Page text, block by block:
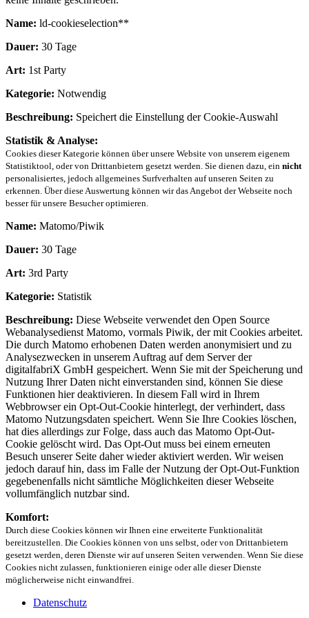
Name: ld-cookieselection**
Dauer: 30 Tage
Art: 1st Party
Kategorie: Notwendig
Beschreibung: Speichert die Einstellung der Cookie-Auswahl
Statistik & Analyse:
Cookies dieser Kategorie können über unsere Website von unserem eigenem
Statistiktool, oder von Drittanbietern gesetzt werden. Sie dienen dazu, ein nicht
personalisiertes, jedoch allgemeines Surfverhalten auf unseren Seiten zu
erkennen. Über diese Auswertung können wir das Angebot der Webseite noch
besser für unsere Besucher optimieren.
Name: Matomo/Piwik
Dauer: 30 Tage
Art: 3rd Party
Kategorie: Statistik
Beschreibung: Diese Webseite verwendet den Open Source
Webanalysedienst Matomo, vormals Piwik, der mit Cookies arbeitet.
Die durch Matomo erhobenen Daten werden anonymisiert und zu
Analysezwecken in unserem Auftrag auf dem Server der
digitalfabriX GmbH gespeichert. Wenn Sie mit der Speicherung und
Nutzung Ihrer Daten nicht einverstanden sind, können Sie diese
Funktionen hier deaktivieren. In diesem Fall wird in Ihrem
Webbrowser ein Opt-Out-Cookie hinterlegt, der verhindert, dass
Matomo Nutzungsdaten speichert. Wenn Sie Ihre Cookies löschen,
hat dies allerdings zur Folge, dass auch das Matomo Opt-Out-
Cookie gelöscht wird. Das Opt-Out muss bei einem erneuten
Besuch unserer Seite daher wieder aktiviert werden. Wir weisen
jedoch darauf hin, dass im Falle der Nutzung der Opt-Out-Funktion
gegebenenfalls nicht sämtliche Möglichkeiten dieser Webseite
vollumfänglich nutzbar sind.
Komfort:
Durch diese Cookies können wir Ihnen eine erweiterte Funktionalität
bereitzustellen. Die Cookies können von uns selbst, oder von Drittanbietern
gesetzt werden, deren Dienste wir auf unseren Seiten verwenden. Wenn Sie diese
Cookies nicht zulassen, funktionieren einige oder alle dieser Dienste
möglicherweise nicht einwandfrei.
Datenschutz